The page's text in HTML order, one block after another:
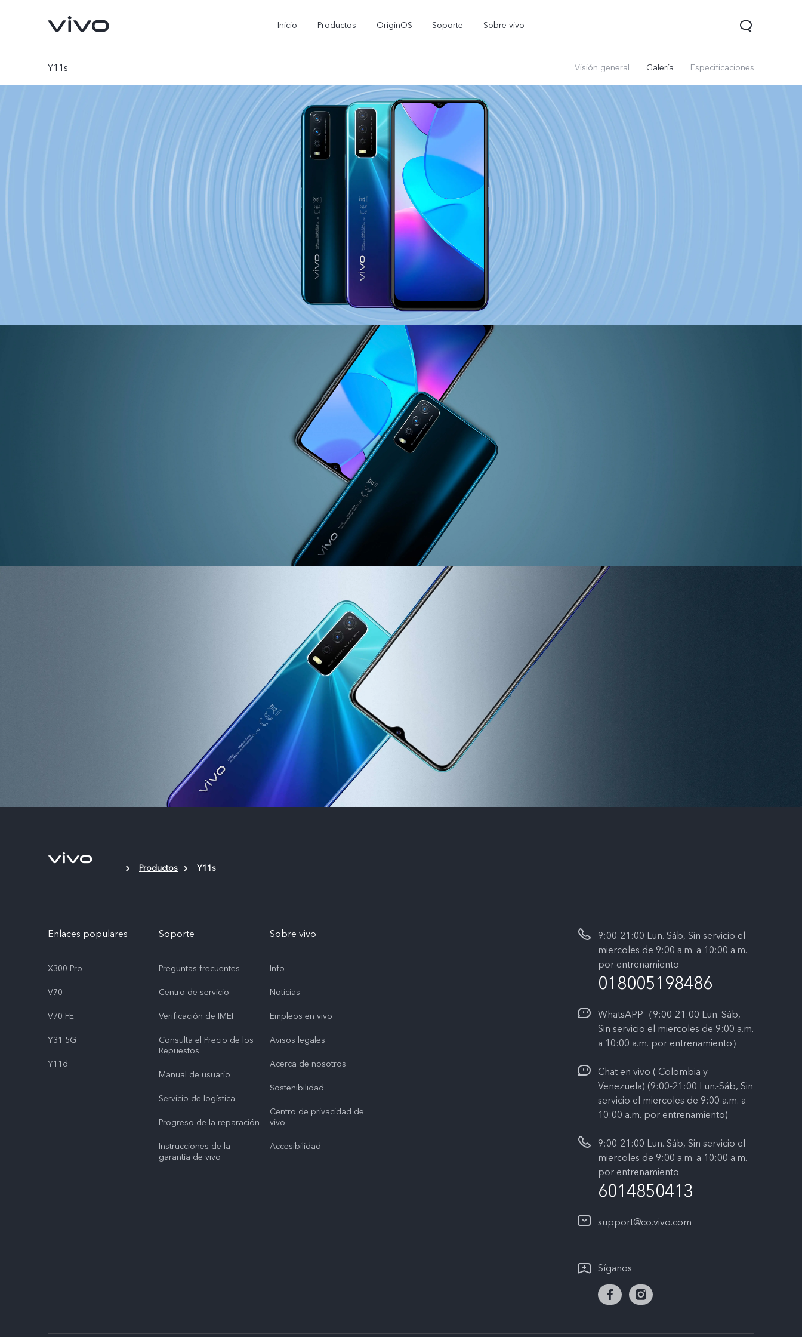
Inicio Productos OriginOS Soporte Sobre vivo
V70 FE Y11d
Y11s Visión general Galería Especificaciones
Productos Y11s
Enlaces populares
X300 Pro
V70
V70 FE
Y31 5G
Y11d
Soporte
Preguntas frecuentes
Centro de servicio
Verificación de IMEI
Consulta el Precio de los
Repuestos
Manual de usuario
Servicio de logística
Progreso de la reparación
Instrucciones de la
garantía de vivo
Sobre vivo
Info
Noticias
Empleos en vivo
Avisos legales
Acerca de nosotros
Sostenibilidad
Centro de privacidad de
vivo
Accesibilidad
9:00-21:00 Lun.-Sáb, Sin servicio el
miercoles de 9:00 a.m. a 10:00 a.m.
por entrenamiento
018005198486
WhatsAPP（9:00-21:00 Lun.-Sáb,
Sin servicio el miercoles de 9:00 a.m.
a 10:00 a.m. por entrenamiento）
Chat en vivo ( Colombia y
Venezuela) (9:00-21:00 Lun.-Sáb, Sin
servicio el miercoles de 9:00 a.m. a
10:00 a.m. por entrenamiento)
9:00-21:00 Lun.-Sáb, Sin servicio el
miercoles de 9:00 a.m. a 10:00 a.m.
por entrenamiento
6014850413
support@co.vivo.com
Síganos